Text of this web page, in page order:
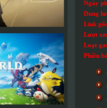
Ngày
Dung
Link
Lượt
Loạt
Phiên